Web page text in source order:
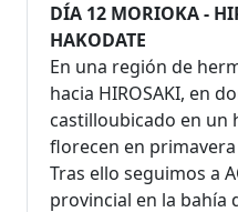
DÍA 12 MORIOKA -
HAKODATE
En una región de
hacia HIROSAKI, en
castilloubicado en un
florecen en
Tras ello seguimos a
provincial en la bahía